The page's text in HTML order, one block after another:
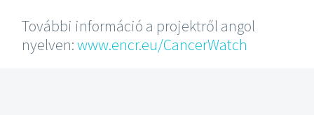
További információ a projektről angol
nyelven:www.encr.eu/CancerWatch